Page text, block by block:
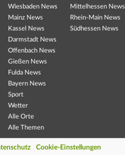
Wiesbaden News
Mainz News
Kassel News
Darmstadt News
Offenbach News
Gießen News
Fulda News
Bayern News
Sport
Wetter
Alle Orte
Alle Themen
Mittelhessen News
Rhein-Main News
Südhessen News
Cookie-Einstellungen